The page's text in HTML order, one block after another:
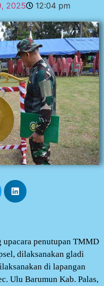
2025 12:04 pm
upacara penutupan TMMD
dilaksanakan gladi
di lapangan
Ulu Barumun Kab. Palas,